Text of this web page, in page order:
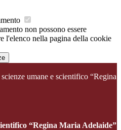
non possono essere
l'elenco nella pagina della cookie
umane e scientifico “Regina
“Regina Maria Adelaide”